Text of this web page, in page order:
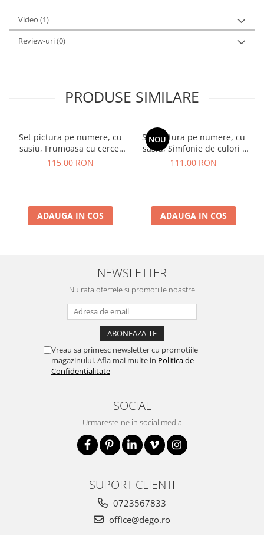
Video (1)
Review-uri(0)
PRODUSE SIMILARE
Set pictura pe numere, cu
sasiu, Frumoasa cu cercei
de aur - extra culori
115,00 RON
ADAUGA IN COS
NOU
Set pictura pe numere, cu
sasiu, Simfonie de culori -
vopsele metalizate, 40x50
111,00 RON
ADAUGA IN COS
NEWSLETTER
Nu rata ofertele si promotiile noastre
Vreau sa primesc newsletter cu promotiile
magazinului. Afla mai multe in Politica de
Confidentialitate
SOCIAL
Urmareste-ne in social media
SUPORT CLIENTI
0723567833
office@dego.ro